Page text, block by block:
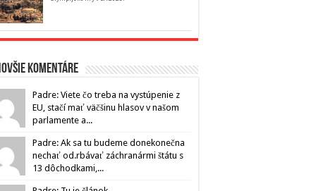
komentáre
Padre: Viete čo treba na vystúpenie z
EU, stačí mať väčšinu hlasov v našom
parlamente a...
Padre: Ak sa tu budeme donekonečna
nechať od.rbávať záchranármi štátu s
13 dôchodkami,...